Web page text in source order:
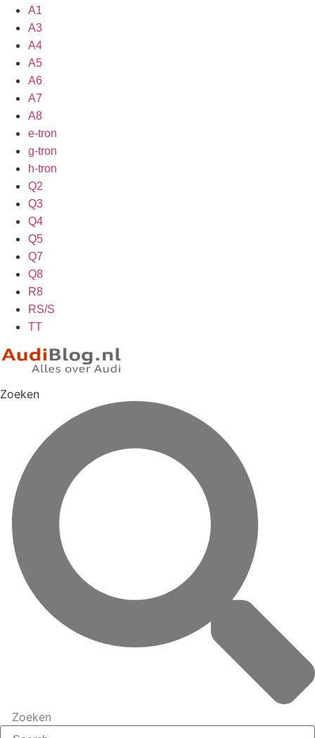
A1
A3
A4
A5
A6
A7
A8
e-tron
g-tron
h-tron
Q2
Q3
Q4
Q5
Q7
Q8
R8
RS/S
TT
Zoeken
Zoeken